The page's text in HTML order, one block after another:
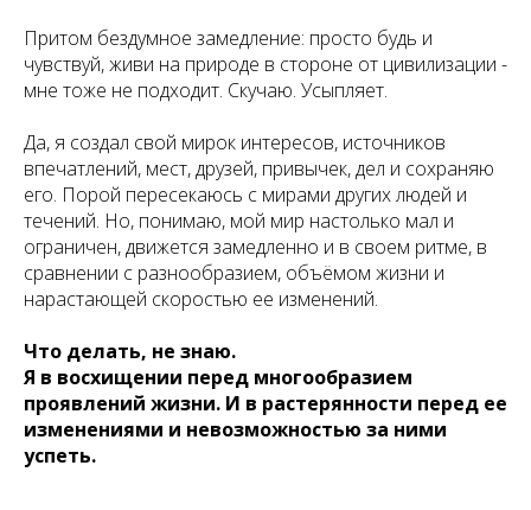
Притом бездумное замедление: просто будь и
чувствуй, живи на природе в стороне от цивилизации -
мне тоже не подходит. Скучаю. Усыпляет.
Да, я создал свой мирок интересов, источников
впечатлений, мест, друзей, привычек, дел и сохраняю
его. Порой пересекаюсь с мирами других людей и
течений. Но, понимаю, мой мир настолько мал и
ограничен, движется замедленно и в своем ритме, в
сравнении с разнообразием, объёмом жизни и
нарастающей скоростью ее изменений.
Что делать, не знаю.
Я в восхищении перед многообразием
проявлений жизни. И в растерянности перед ее
изменениями и невозможностью за ними
успеть.